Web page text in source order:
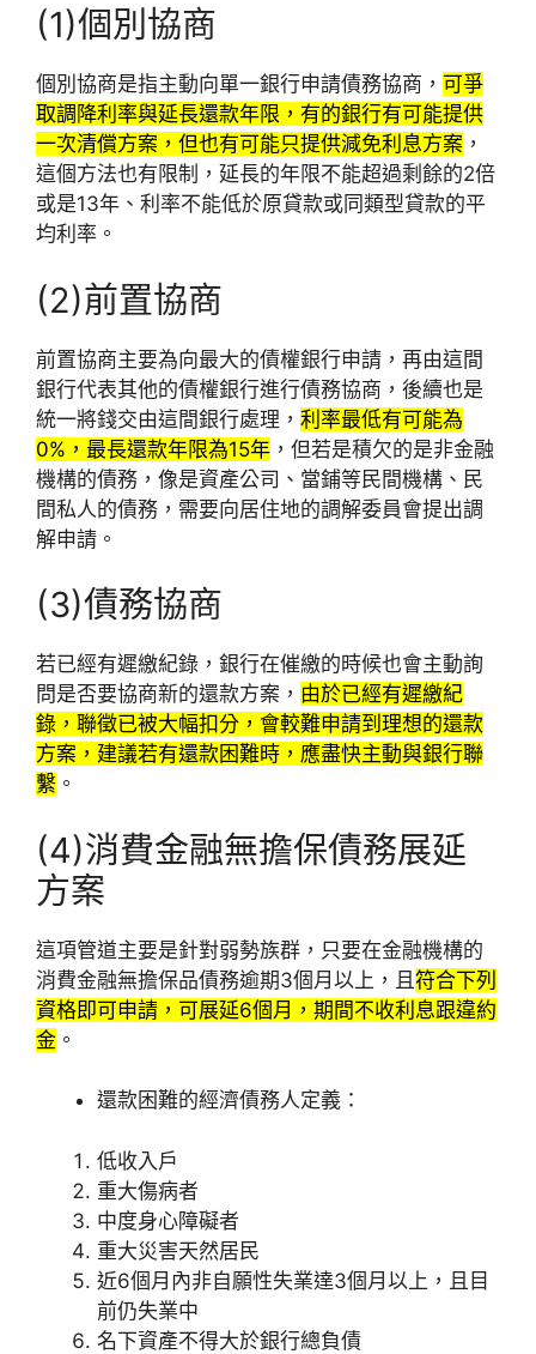
(1)個別協商
個別協商是指主動向單一銀行申請債務協商， 可爭
取調降利率與延長還款年限，有的銀行有可能提供
一次清償方案，但也有可能只提供減免利息方案 ，
這個方法也有限制，延長的年限不能超過剩餘的2倍
或是13年、利率不能低於原貸款或同類型貸款的平
均利率。
(2)前置協商
前置協商主要為向最大的債權銀行申請，再由這間
銀行代表其他的債權銀行進行債務協商，後續也是
統一將錢交由這間銀行處理， 利率最低有可能為
0%，最長還款年限為15年 ，但若是積欠的是非金融
機構的債務，像是資產公司、當鋪等民間機構、民
間私人的債務，需要向居住地的調解委員會提出調
解申請。
(3)債務協商
若已經有遲繳紀錄，銀行在催繳的時候也會主動詢
問是否要協商新的還款方案， 由於已經有遲繳紀
錄，聯徵已被大幅扣分，會較難申請到理想的還款
方案，建議若有還款困難時，應盡快主動與銀行聯
繫 。
(4)消費金融無擔保債務展延
方案
這項管道主要是針對弱勢族群，只要在金融機構的
消費金融無擔保品債務逾期3個月以上，且 符合下列
資格即可申請，可展延6個月，期間不收利息跟違約
金 。
還款困難的經濟債務人定義：
低收入戶
重大傷病者
中度身心障礙者
重大災害天然居民
近6個月內非自願性失業達3個月以上，且目
前仍失業中
名下資產不得大於銀行總負債